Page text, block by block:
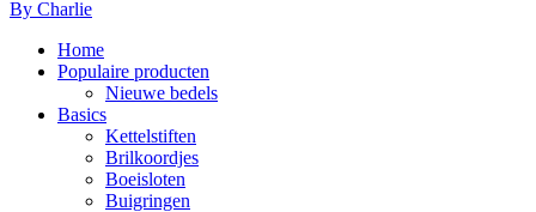
By Charlie
Home
Populaire producten
Nieuwe bedels
Basics
Kettelstiften
Brilkoordjes
Boeisloten
Buigringen